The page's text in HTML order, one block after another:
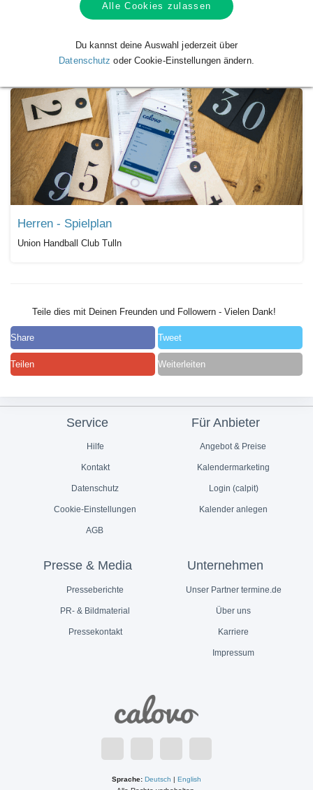
VerfügbareKalendervonUnion Handball
Herren - Spielplan
Union Handball Club Tulln
Teile dies mit Deinen Freunden und Followern - Vielen Dank!
Share Tweet
Teilen Weiterleiten
Service
Hilfe
Kontakt
Datenschutz
Cookie-Einstellungen
AGB
Für Anbieter
Angebot & Preise
Kalendermarketing
Login (calpit)
Kalender anlegen
Presse & Media
Presseberichte
PR- & Bildmaterial
Pressekontakt
Unternehmen
Unser Partner termine.de
Über uns
Karriere
Impressum
Sprache: Deutsch | English
Alle Cookies zulassen
Du kannst deine Auswahl jederzeit über
Datenschutz oder Cookie-Einstellungen ändern.